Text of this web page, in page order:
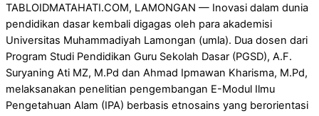
TABLOIDMATAHATI.COM, LAMONGAN — Inovasi dalam dunia
pendidikan dasar kembali digagas oleh para akademisi
Universitas Muhammadiyah Lamongan (umla). Dua dosen dari
Program Studi Pendidikan Guru Sekolah Dasar (PGSD), A.F.
Suryaning Ati MZ, M.Pd dan Ahmad Ipmawan Kharisma, M.Pd,
melaksanakan penelitian pengembangan E-Modul Ilmu
Pengetahuan Alam (IPA) berbasis etnosains yang berorientasi